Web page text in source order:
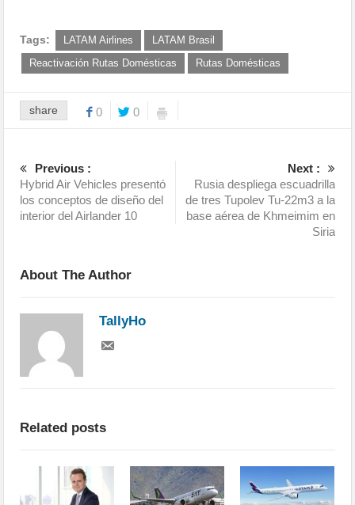
Tags: LATAM Airlines
LATAM Brasil
Reactivación Rutas Domésticas
Rutas Domésticas
share 0 0
Previous :
Hybrid Air Vehicles presentó
los conceptos de diseño del
interior del Airlander 10
Next :
Rusia despliega escuadrilla
de tres Tupolev Tu-22m3 a la
base aérea de Khmeimim en
Siria
About The Author
TallyHo
Related posts